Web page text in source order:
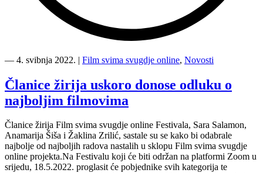
svima
putuje
u
Međimurje
naša
druga
stanica
je
Macinec”
― 4. svibnja 2022. | Film svima svugdje online, Novosti
Članice žirija uskoro donose odluku o
najboljim filmovima
Članice žirija Film svima svugdje online Festivala, Sara Salamon,
Anamarija Šiša i Žaklina Zrilić, sastale su se kako bi odabrale
najbolje od najboljih radova nastalih u sklopu Film svima svugdje
online projekta.Na Festivalu koji će biti održan na platformi Zoom u
srijedu, 18.5.2022. proglasit će pobjednike svih kategorija te